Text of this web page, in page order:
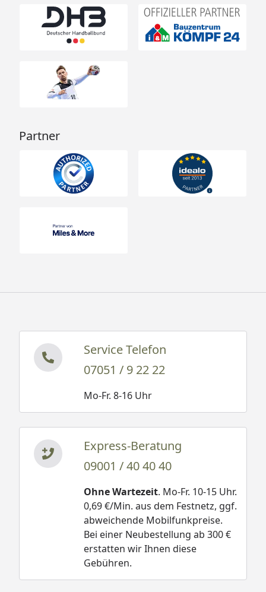
Partner
Service Telefon
07051 / 9 22 22
Mo-Fr. 8-16 Uhr
Express-Beratung
09001 / 40 40 40
Ohne Wartezeit. Mo-Fr. 10-15 Uhr.
0,69 €/Min. aus dem Festnetz, ggf.
abweichende Mobilfunkpreise.
Bei einer Neubestellung ab 300 €
erstatten wir Ihnen diese
Gebühren.